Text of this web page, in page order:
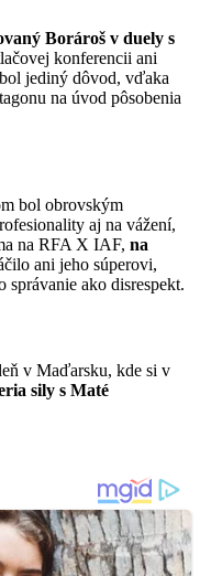
Borároš v duely s
konferencii ani
jediný dôvod, vďaka
na úvod pôsobenia
bol obrovským
aj na vážení,
na RFA X IAF, na
ani jeho súperovi,
správanie ako disrespekt.
v Maďarsku, kde si v
sily s Maté